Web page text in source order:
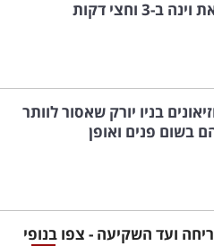
ב-3 וחצי דקות
בניו יורק שאסור לוותר
בשום פנים ואופן
ועד השקיעה - צפו בנופי